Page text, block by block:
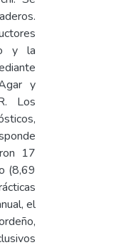
y la
y
Los
17
(8,69
el